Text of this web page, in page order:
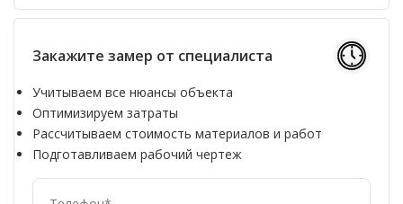
Закажите замер от специалиста
Учитываем все нюансы объекта
Оптимизируем затраты
Рассчитываем стоимость материалов и работ
Подготавливаем рабочий чертеж